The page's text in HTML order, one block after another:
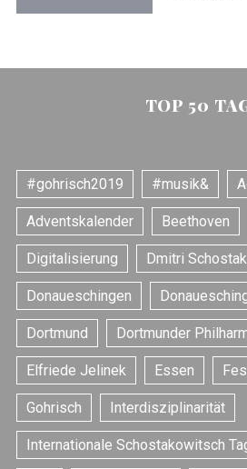
TOP 50
#gohrisch2019 #musik&
Adventskalender Beethoven
Digitalisierung Dmitri
Donaueschingen
Dortmund Dortmunder
Elfriede Jelinek Essen
Gohrisch Interdisziplinarität
Internationale Schostakowitsch
S
e
a
r
c
h
f
o